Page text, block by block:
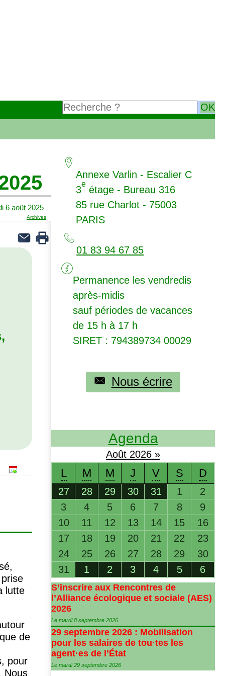
6 août 2025
Archives
lutte
de
pour
Nous
Annexe Varlin - Escalier C
3
e
étage - Bureau 316
85 rue Charlot - 75003
PARIS
01 83 94 67 85
Permanence les vendredis
après-midis
sauf périodes de vacances
de 15 h à 17 h
SIRET : 794389734 00029
Nous écrire
Agenda
Août 2026 »
L M M J V S D
27 28 29 30 31 1
2
3
4 5 6 7 8
9
10
11 12 13 14 15
16
17
18 19 20 21 22
23
24
25 26 27 28 29
30
31
1 2 3 4 5 6
S’inscrire aux Rencontres de
l’Alliance écologique et sociale (AES)
2026
Le mardi 8 septembre 2026
29 septembre 2026 : Mobilisation
pour les salaires de tou·tes les
agent·es de l’État
Le mardi 29 septembre 2026